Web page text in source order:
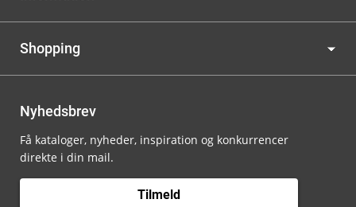
Shopping
Nyhedsbrev
Få kataloger, nyheder, inspiration og konkurrencer
direkte i din mail.
Tilmeld